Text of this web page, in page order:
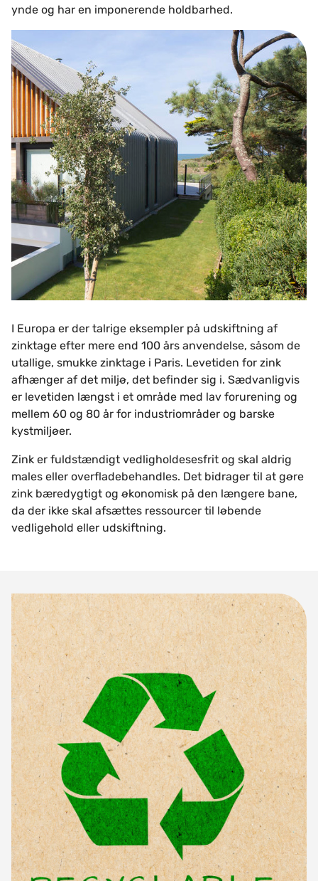
ynde og har en imponerende holdbarhed.
I Europa er der talrige eksempler på udskiftning af
zinktage efter mere end 100 års anvendelse, såsom de
utallige, smukke zinktage i Paris. Levetiden for zink
afhænger af det miljø, det befinder sig i. Sædvanligvis
er levetiden længst i et område med lav forurening og
mellem 60 og 80 år for industriområder og barske
kystmiljøer.
Zink er fuldstændigt vedligholdesesfrit og skal aldrig
males eller overfladebehandles. Det bidrager til at gøre
zink bæredygtigt og økonomisk på den længere bane,
da der ikke skal afsættes ressourcer til løbende
vedligehold eller udskiftning.